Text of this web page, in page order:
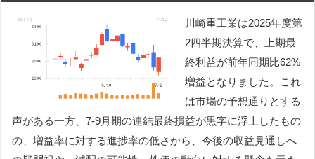
川崎重工業は2025年度第
2四半期決算で、上期最
終利益が前年同期比62%
増益となりました。これ
は市場の予想通りとする
声がある一方、7-9月期の連結最終損益が黒字に浮上したもの
の、増益率に対する進捗率の低さから、今後の収益見通しへ